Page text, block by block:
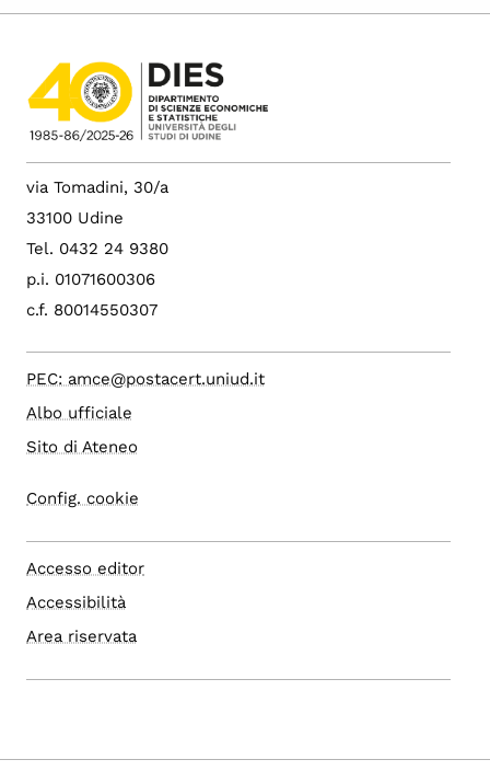
via Tomadini, 30/a
33100 Udine
Tel. 0432 24 9380
p.i. 01071600306
c.f. 80014550307
PEC: amce@postacert.uniud.it
Albo ufficiale
Sito di Ateneo
Config. cookie
Accesso editor
Accessibilità
Area riservata